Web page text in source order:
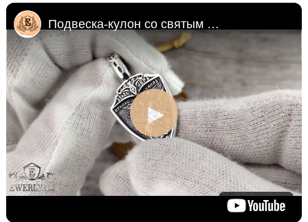
случае наши менеджеры свяжутся с Вами.
Любую подвеску можно дополнить ушком нужного
размера с переходным кольцом под любую цепочку.
Подвеска-кулон со святым Георгием Победоносцем